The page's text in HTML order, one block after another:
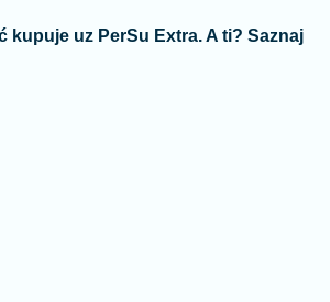
kupuje uz PerSu Extra. A ti? Saznaj